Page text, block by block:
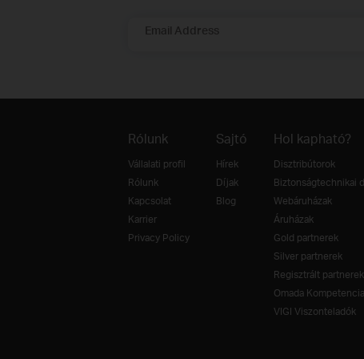
Email Address
Rólunk
Vállalati profil
Rólunk
Kapcsolat
Karrier
Privacy Policy
Sajtó
Hírek
Díjak
Blog
Hol kapható?
Disztribútorok
Biztonságtechnikai
Webáruházak
Áruházak
Gold partnerek
Silver partnerek
Regisztrált partnerek
Omada
VIGI Viszonteladók